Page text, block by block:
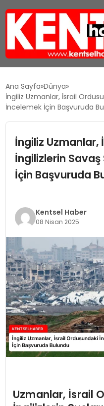
GÜNDEM
EĞITIM
TEKNOLOJI
MAGAZIN
KÜLTÜR & SANAT
SPOR
SAĞLIK
Ana Sayfa Dünya
İngiliz Uzmanlar, İsrail
İncelemek İçin Başvuruda
İngiliz Uzmanlar,
İngilizlerin Savaş
İçin Başvuruda
Kentsel Haber
08 Nisan 2025
Uzmanlar, İsrail